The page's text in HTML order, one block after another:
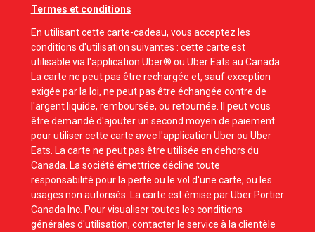
Termes et conditions
En utilisant cette carte-cadeau, vous acceptez les
conditions d'utilisation suivantes : cette carte est
utilisable via l'application Uber® ou Uber Eats au Canada.
La carte ne peut pas être rechargée et, sauf exception
exigée par la loi, ne peut pas être échangée contre de
l'argent liquide, remboursée, ou retournée. Il peut vous
être demandé d'ajouter un second moyen de paiement
pour utiliser cette carte avec l'application Uber ou Uber
Eats. La carte ne peut pas être utilisée en dehors du
Canada. La société émettrice décline toute
responsabilité pour la perte ou le vol d'une carte, ou les
usages non autorisés. La carte est émise par Uber Portier
Canada Inc. Pour visualiser toutes les conditions
générales d'utilisation, contacter le service à la clientèle